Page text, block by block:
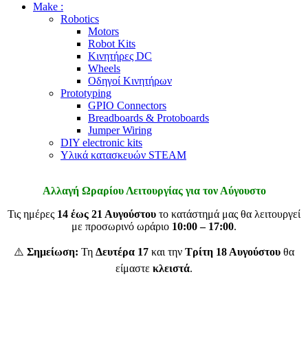
Make :
Robotics
Motors
Robot Kits
Κινητήρες DC
Wheels
Οδηγοί Κινητήρων
Prototyping
GPIO Connectors
Breadboards & Protoboards
Jumper Wiring
DIY electronic kits
Υλικά κατασκευών STEAM
Αλλαγή Ωραρίου Λειτουργίας για τον Αύγουστο
Τις ημέρες 14 έως 21 Αυγούστου το κατάστημά μας θα λειτουργεί
με προσωρινό ωράριο 10:00 – 17:00.
⚠️ Σημείωση: Τη Δευτέρα 17 και την Τρίτη 18 Αυγούστου θα
είμαστε κλειστά.